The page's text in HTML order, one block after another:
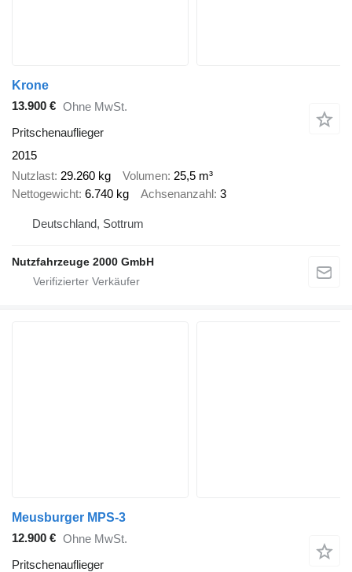
Krone
13.900 € Ohne MwSt.
Pritschenauflieger
2015
Nutzlast 29.260 kg Volumen 25,5 m³
Nettogewicht 6.740 kg Achsenanzahl 3
Deutschland, Sottrum
Nutzfahrzeuge 2000 GmbH
Meusburger MPS-3
12.900 € Ohne MwSt.
Pritschenauflieger